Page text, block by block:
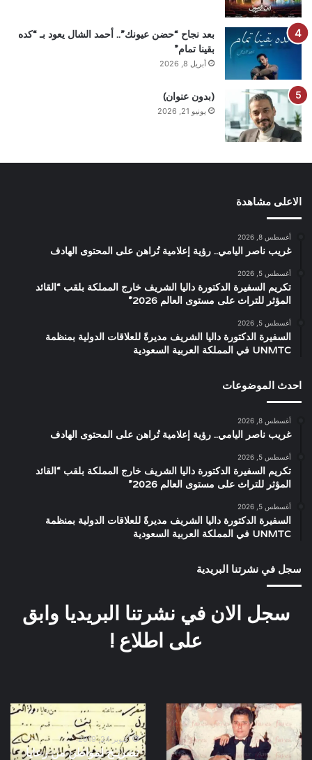
بعد نجاح “حضن عيونك”.. أحمد الشال يعود بـ “كده
بقينا تمام”
أبريل 8, 2026
(بدون عنوان)
يونيو 21, 2026
الاعلى مشاهدة
أغسطس 8, 2026
غريب ناصر اليامي.. رؤية إعلامية تُراهن على المحتوى الهادف
أغسطس 5, 2026
تكريم السفيرة الدكتورة داليا الشريف خارج المملكة بلقب “القائد
المؤثر للتراث على مستوى العالم 2026”
أغسطس 5, 2026
السفيرة الدكتورة داليا الشريف مديرةً للعلاقات الدولية بمنظمة
UNMTC في المملكة العربية السعودية
احدث الموضوعات
أغسطس 8, 2026
غريب ناصر اليامي.. رؤية إعلامية تُراهن على المحتوى الهادف
أغسطس 5, 2026
تكريم السفيرة الدكتورة داليا الشريف خارج المملكة بلقب “القائد
المؤثر للتراث على مستوى العالم 2026”
أغسطس 5, 2026
السفيرة الدكتورة داليا الشريف مديرةً للعلاقات الدولية بمنظمة
UNMTC في المملكة العربية السعودية
سجل في نشرتنا البريدية
سجل الان في نشرتنا البريديا وابق
على اطلاع !
صورة
نادرة
من
فيلم
تصريـح
لمواطن
من
رعايا
أكتوبر 24, 2019
تصريـح لمواطن من رعايا